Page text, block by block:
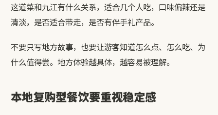
这道菜和九江有什么关系，适合几个人吃，口味偏辣还是
清淡，是否适合带走，是否有伴手礼产品。
不要只写地方故事，也要让游客知道怎么点、怎么吃、为
什么值得尝。地方体验越具体，越容易被理解。
本地复购型餐饮要重视稳定感